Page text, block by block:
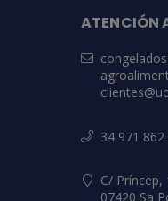
ATENCIÓN
34 971 862
C/ Príncep,
07420 Sa